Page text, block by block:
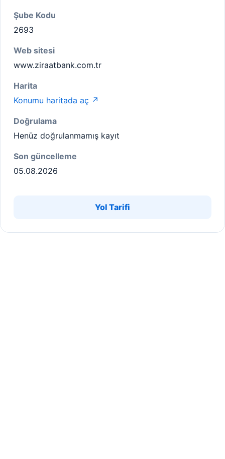
Şube Kodu
2693
Web sitesi
www.ziraatbank.com.tr
Harita
Konumu haritada aç ↗
Doğrulama
Henüz doğrulanmamış kayıt
Son güncelleme
05.08.2026
Yol Tarifi